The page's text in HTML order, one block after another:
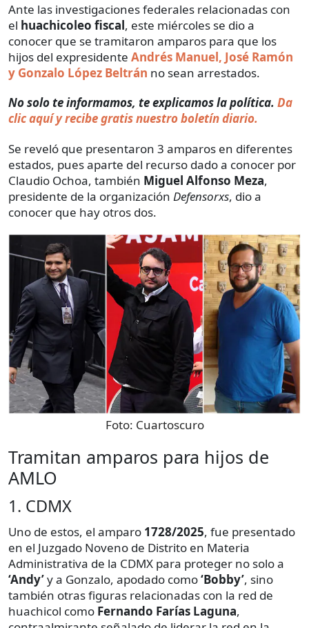
Ante las investigaciones federales relacionadas con
el huachicoleo fiscal, este miércoles se dio a
conocer que se tramitaron amparos para que los
hijos del expresidente Andrés Manuel, José Ramón
y Gonzalo López Beltrán no sean arrestados.
No solo te informamos, te explicamos la política. Da
clic aquí y recibe gratis nuestro boletín diario.
Se reveló que presentaron 3 amparos en diferentes
estados, pues aparte del recurso dado a conocer por
Claudio Ochoa, también Miguel Alfonso Meza,
presidente de la organización Defensorxs, dio a
conocer que hay otros dos.
Foto: Cuartoscuro
Tramitan amparos para hijos de
AMLO
1. CDMX
Uno de estos, el amparo 1728/2025, fue presentado
en el Juzgado Noveno de Distrito en Materia
Administrativa de la CDMX para proteger no solo a
‘Andy’y a Gonzalo, apodado como‘Bobby’, sino
también otras figuras relacionadas con la red de
huachicol como Fernando Farías Laguna,